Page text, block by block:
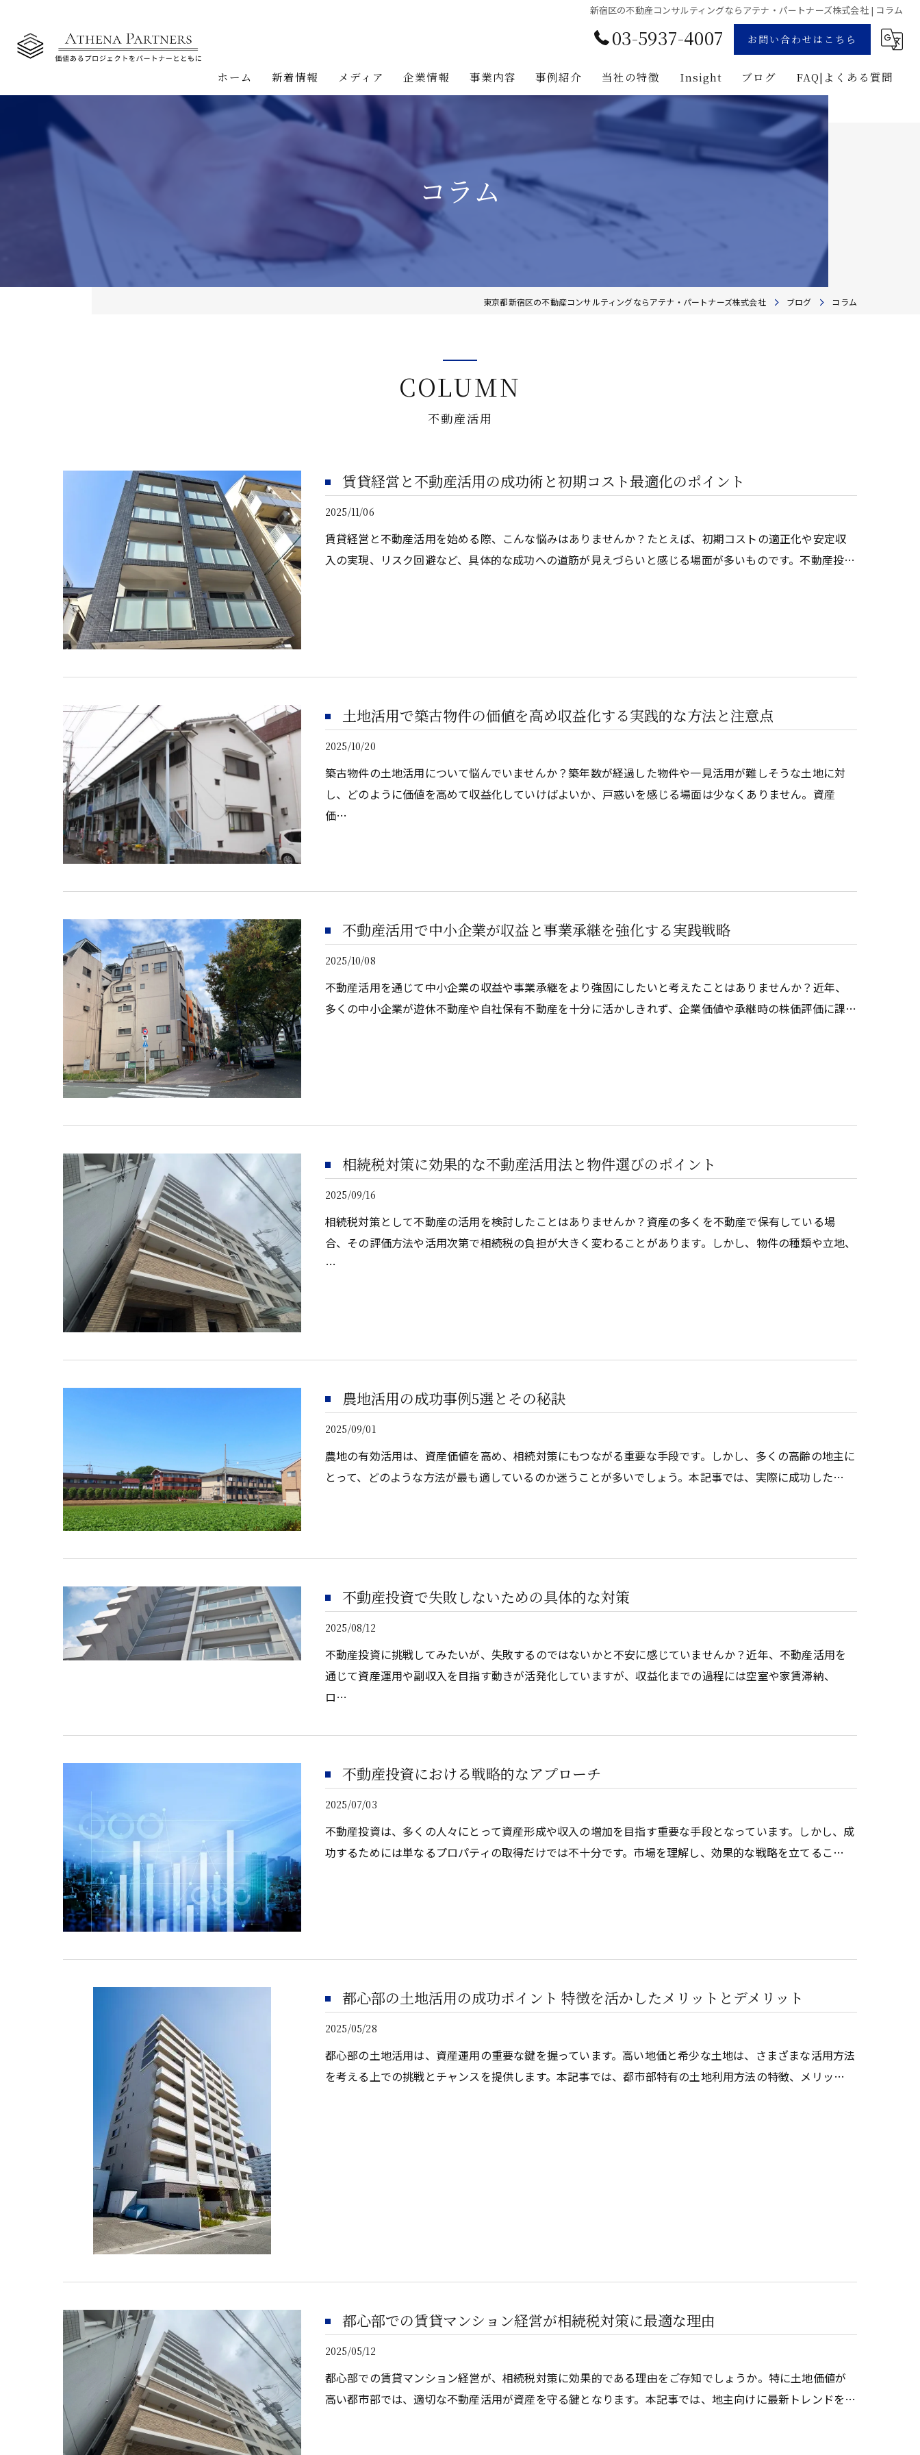
新宿区の不動産コンサルティングならアテナ・パートナーズ株式会社 | コラム
03-5937-4007 お問い合わせはこちら
ホーム 新着情報 メディア 企業情報
アテナ・パートナーズの強み
代表挨拶
経営理念
事業内容
不動産コンサルティング事業
不動産事業
地主様・資産家向けサービス
ビルオーナー向け
事例紹介 当社の特徴
コンサルティング
企画
投資
Insight ブログ
用地募集
FAQ|よくある質問
コラム
東京都新宿区の不動産コンサルティングならアテナ・パートナーズ株式会社 ブログ コラム
COLUMN
不動産活用
賃貸経営と不動産活用の成功術と初期コスト最適化のポイント
2025/11/06
賃貸経営と不動産活用を始める際、こんな悩みはありませんか？たとえば、初期コストの適正化や安定収
入の実現、リスク回避など、具体的な成功への道筋が見えづらいと感じる場面が多いものです。不動産投…
土地活用で築古物件の価値を高め収益化する実践的な方法と注意点
2025/10/20
築古物件の土地活用について悩んでいませんか？築年数が経過した物件や一見活用が難しそうな土地に対
し、どのように価値を高めて収益化していけばよいか、戸惑いを感じる場面は少なくありません。資産
価…
不動産活用で中小企業が収益と事業承継を強化する実践戦略
2025/10/08
不動産活用を通じて中小企業の収益や事業承継をより強固にしたいと考えたことはありませんか？近年、
多くの中小企業が遊休不動産や自社保有不動産を十分に活かしきれず、企業価値や承継時の株価評価に課…
相続税対策に効果的な不動産活用法と物件選びのポイント
2025/09/16
相続税対策として不動産の活用を検討したことはありませんか？資産の多くを不動産で保有している場
合、その評価方法や活用次第で相続税の負担が大きく変わることがあります。しかし、物件の種類や立地、
…
農地活用の成功事例5選とその秘訣
2025/09/01
農地の有効活用は、資産価値を高め、相続対策にもつながる重要な手段です。しかし、多くの高齢の地主に
とって、どのような方法が最も適しているのか迷うことが多いでしょう。本記事では、実際に成功した…
不動産投資で失敗しないための具体的な対策
2025/08/12
不動産投資に挑戦してみたいが、失敗するのではないかと不安に感じていませんか？近年、不動産活用を
通じて資産運用や副収入を目指す動きが活発化していますが、収益化までの過程には空室や家賃滞納、
ロ…
不動産投資における戦略的なアプローチ
2025/07/03
不動産投資は、多くの人々にとって資産形成や収入の増加を目指す重要な手段となっています。しかし、成
功するためには単なるプロパティの取得だけでは不十分です。市場を理解し、効果的な戦略を立てるこ…
都心部の土地活用の成功ポイント 特徴を活かしたメリットとデメリット
2025/05/28
都心部の土地活用は、資産運用の重要な鍵を握っています。高い地価と希少な土地は、さまざまな活用方法
を考える上での挑戦とチャンスを提供します。本記事では、都市部特有の土地利用方法の特徴、メリッ…
都心部での賃貸マンション経営が相続税対策に最適な理由
2025/05/12
都心部での賃貸マンション経営が、相続税対策に効果的である理由をご存知でしょうか。特に土地価値が
高い都市部では、適切な不動産活用が資産を守る鍵となります。本記事では、地主向けに最新トレンドを…